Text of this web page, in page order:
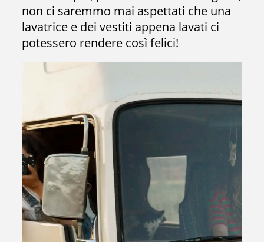
non ci saremmo mai aspettati che una
lavatrice e dei vestiti appena lavati ci
potessero rendere così felici!